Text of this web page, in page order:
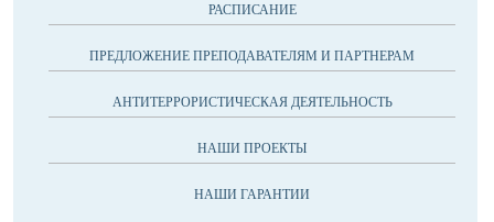
РАСПИСАНИЕ
ПРЕДЛОЖЕНИЕ ПРЕПОДАВАТЕЛЯМ И ПАРТНЕРАМ
АНТИТЕРРОРИСТИЧЕСКАЯ ДЕЯТЕЛЬНОСТЬ
НАШИ ПРОЕКТЫ
НАШИ ГАРАНТИИ